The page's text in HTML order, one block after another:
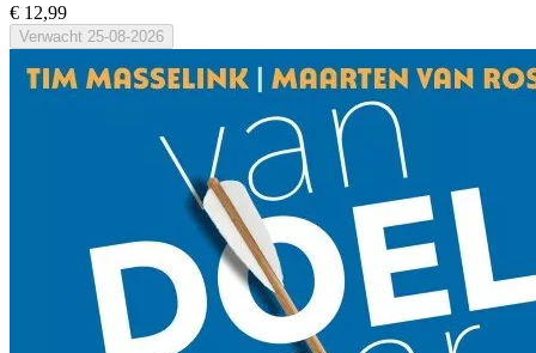
€ 12,99
Verwacht 25-08-2026